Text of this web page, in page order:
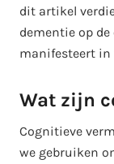
dit artikel
dementie op
manifesteert in
Wat zijn
Cognitieve
we gebruiken